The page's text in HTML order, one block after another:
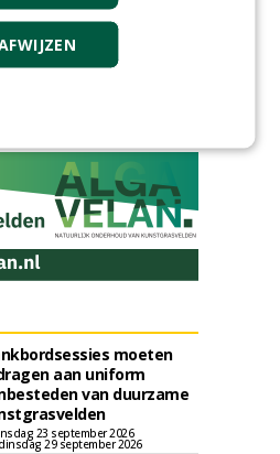
kleine advertenties
moeten
aan uniform
van duurzame
23 september 2026
29 september 2026